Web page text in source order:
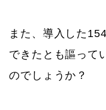
また、導入した
できたとも謳って
のでしょうか？